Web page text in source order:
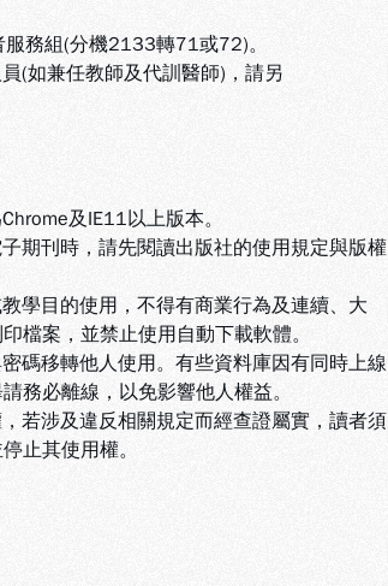
組(分機2133轉71或72)。
(如兼任教師及代訓醫師)，請另
及IE11以上版本。
期刊時，請先閱讀出版社的使用規定與版權
學目的使用，不得有商業行為及連續、大
檔案，並禁止使用自動下載軟體。
碼移轉他人使用。有些資料庫因有同時上線
務必離線，以免影響他人權益。
若涉及違反相關規定而經查證屬實，讀者須
止其使用權。